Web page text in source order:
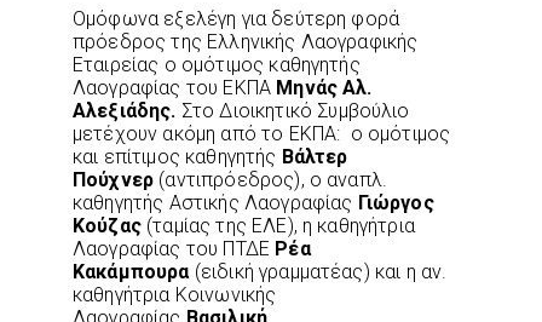
Ομόφωνα εξελέγη για δεύτερη φορά
πρόεδρος της Ελληνικής Λαογραφικής
Εταιρείας ο ομότιμος καθηγητής
Λαογραφίας του ΕΚΠΑ Μηνάς Αλ.
Αλεξιάδης. Στο Διοικητικό Συμβούλιο
μετέχουν ακόμη από το ΕΚΠΑ: ο ομότιμος
και επίτιμος καθηγητής Βάλτερ
Πούχνερ (αντιπρόεδρος), ο αναπλ.
καθηγητής Αστικής Λαογραφίας Γιώργος
Κούζας(ταμίας της ΕΛΕ), η καθηγήτρια
Λαογραφίας του ΠΤΔΕ Ρέα
Κακάμπουρα (ειδική γραμματέας) και η αν.
καθηγήτρια Κοινωνικής
Λαογραφίας Βασιλική